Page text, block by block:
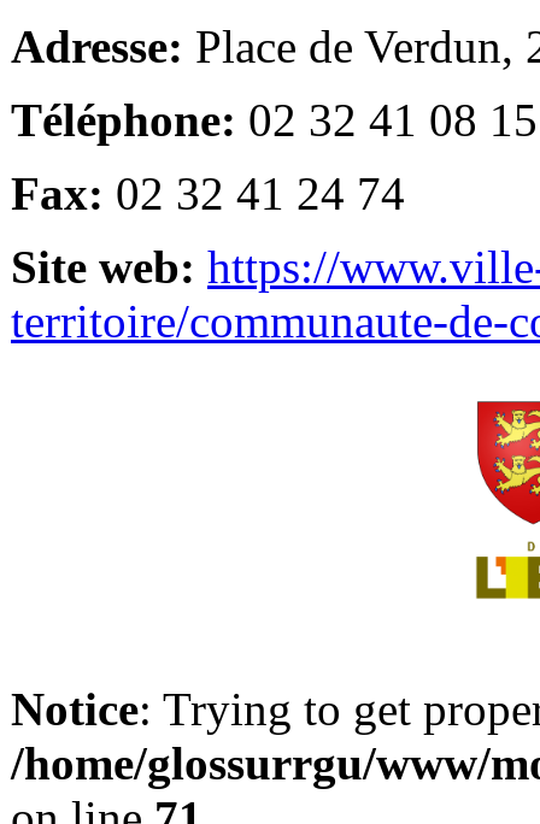
Adresse: Place de Verdun,
Téléphone: 02 32 41 08 15
Fax: 02 32 41 24 74
Site web: https://
territoire/communaute-de-
Notice: Trying to get
/home/glossurrgu/www/